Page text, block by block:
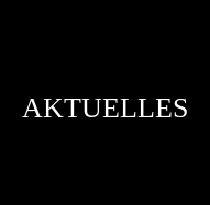
AKTUELLES